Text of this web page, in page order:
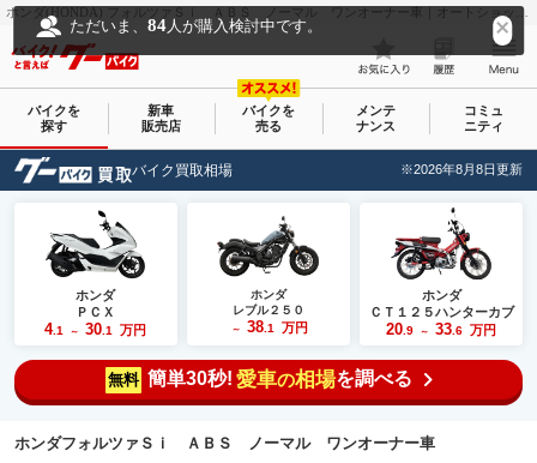
ホンダ(HONDA) フォルツァＳｉ ＡＢＳ ノーマル ワンオーナー車｜オートショップ松元｜新車・中古バイクなら【グーバイク(GooBike)】
ただいま、84人が購入検討中です。
バイクを
探す
新車
販売店
バイクを
売る
メンテ
ナンス
コミュ
ニティ
バイク買取相場 ※2026年8月8日更新
ホンダ
ＰＣＸ
4.1 ～ 30 .1 万円
ホンダ
レブル２５０
～ 38.1 万円
ホンダ
ＣＴ１２５ハンターカブ
20 .9 ～ 33 .6 万円
無料 簡単30秒! 愛車の相場を調べる
ホンダフォルツァＳｉ ＡＢＳ ノーマル ワンオーナー車